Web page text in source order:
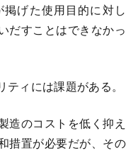
げた使用目的に対し
だすことはできなかっ
ィには課題がある。
造のコストを低く抑え
措置が必要だが、その